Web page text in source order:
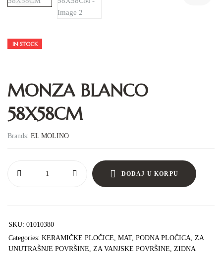
IN STOCK
MONZA BLANCO
58X58CM
Brands: EL MOLINO
DODAJ U KORPU
SKU: 01010380
Categories: KERAMIČKE PLOČICE, MAT, PODNA PLOČICA, ZA
UNUTRAŠNJE POVRŠINE, ZA VANJSKE POVRŠINE, ZIDNA